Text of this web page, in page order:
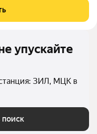
28-этажного дома
упускайте
ЗИЛ, МЦК в